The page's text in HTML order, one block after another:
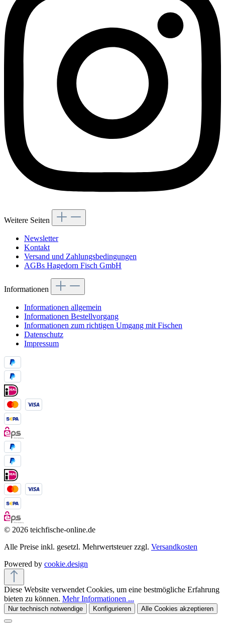
Weitere Seiten
Newsletter
Kontakt
Versand und Zahlungsbedingungen
AGBs Hagedorn Fisch GmbH
Informationen
Informationen allgemein
Informationen Bestellvorgang
Informationen zum richtigen Umgang mit Fischen
Datenschutz
Impressum
© 2026 teichfische-online.de
Alle Preise inkl. gesetzl. Mehrwertsteuer zzgl. Versandkosten
Powered by cookie.design
Diese Website verwendet Cookies, um eine bestmögliche Erfahrung
bieten zu können. Mehr Informationen ...
Nur technisch notwendige Konfigurieren Alle Cookies akzeptieren